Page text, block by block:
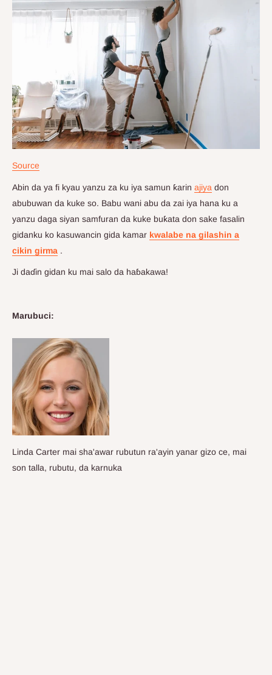
Source
Abin da ya fi kyau yanzu za ku iya samun ƙarin ajiya don
abubuwan da kuke so. Babu wani abu da zai iya hana ku a
yanzu daga siyan samfuran da kuke buƙata don sake fasalin
gidanku ko kasuwancin gida kamar kwalabe na gilashin a
cikin girma .
Ji daɗin gidan ku mai salo da haɓakawa!
Marubuci:
Linda Carter mai sha'awar rubutun ra'ayin yanar gizo ce, mai
son talla, rubutu, da karnuka